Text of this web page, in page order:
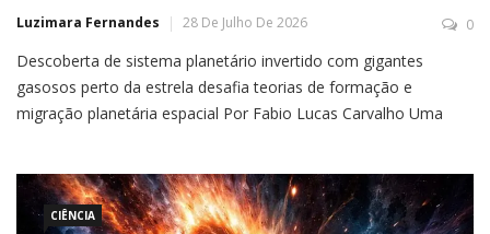
Luzimara Fernandes 28 De Julho De 2026 0
Descoberta de sistema planetário invertido com gigantes
gasosos perto da estrela desafia teorias de formação e
migração planetária espacial Por Fabio Lucas Carvalho Uma
CIÊNCIA